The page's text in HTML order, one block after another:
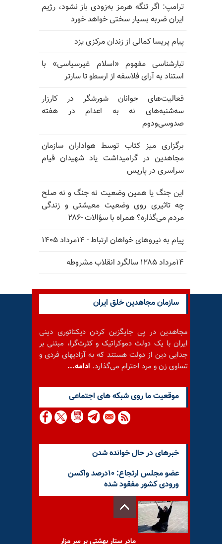
ترامپ: اگر تنگه هرمز به‌زودی باز نشود، رژیم
ایران ضربه بسیار سختی خواهد خورد
پیام پریسا کمالی از زندان مرکزی یزد
تبارشناسی مفهوم «اسلام غیرسیاسی» با
استناد به آرای فلاسفه از ارسطو تا سارتر
فعالیت‌های جوانان شورشگر در کارزار
سه‌شنبه‌های نه به اعدام در هفته
صدوسی‌و‌دوم
برگزاری میز کتاب توسط هواداران سازمان
مجاهدین در گرامیداشت یاد شهیدان قیام
سراسری در پاریس
این جنگ یا همین وضعیت نه جنگ و نه صلح
چه تاثیری روی وضعیت معیشتی و زندگی
مردم می‌گذاره؟ همراه با سؤالات -۲۸۶
پیام به نیروهای خواهان ارتباط - ۱۴مرداد ۱۴۰۵
۱۴مرداد ۱۲۸۵ سالگرد انقلاب مشروطه
سازمان مجاهدین خلق ایران
مجاهدین در پی جایگزین کردن دیکتاتوری دینی
ایران با یک دولت دموکراتیک و کثرت‌گرا، مبتنی بر
جدایی دین از دولت هستند که به آزادیهای فردی و
تساوی زن و مرد احترام می‌گذارد. ادامه...
موقعيت ما روى شبكه هاى اجتماعى
خبرهای در حال خوانده شدن
عضو مجلس ارتجاع: ۱۰درصد واکسن
ورودی کشور مفقود شده
مادر ستار بهشتی بر سر مزار